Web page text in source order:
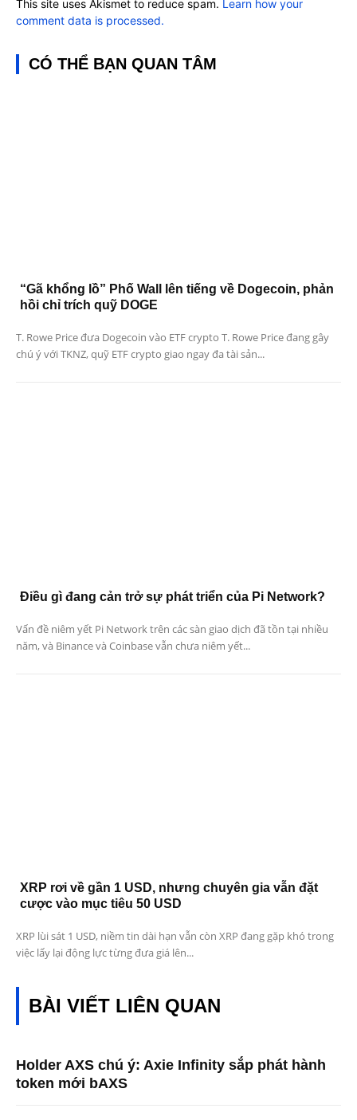
This site uses Akismet to reduce spam. Learn how your
comment data is processed.
CÓ THỂ BẠN QUAN TÂM
“Gã khổng lồ” Phố Wall lên tiếng về Dogecoin, phản
hồi chỉ trích quỹ DOGE
T. Rowe Price đưa Dogecoin vào ETF crypto T. Rowe Price đang gây
chú ý với TKNZ, quỹ ETF crypto giao ngay đa tài sản...
Điều gì đang cản trở sự phát triển của Pi Network?
Vấn đề niêm yết Pi Network trên các sàn giao dịch đã tồn tại nhiều
năm, và Binance và Coinbase vẫn chưa niêm yết...
XRP rơi về gần 1 USD, nhưng chuyên gia vẫn đặt
cược vào mục tiêu 50 USD
XRP lùi sát 1 USD, niềm tin dài hạn vẫn còn XRP đang gặp khó trong
việc lấy lại động lực từng đưa giá lên...
BÀI VIẾT LIÊN QUAN
Holder AXS chú ý: Axie Infinity sắp phát hành
token mới bAXS